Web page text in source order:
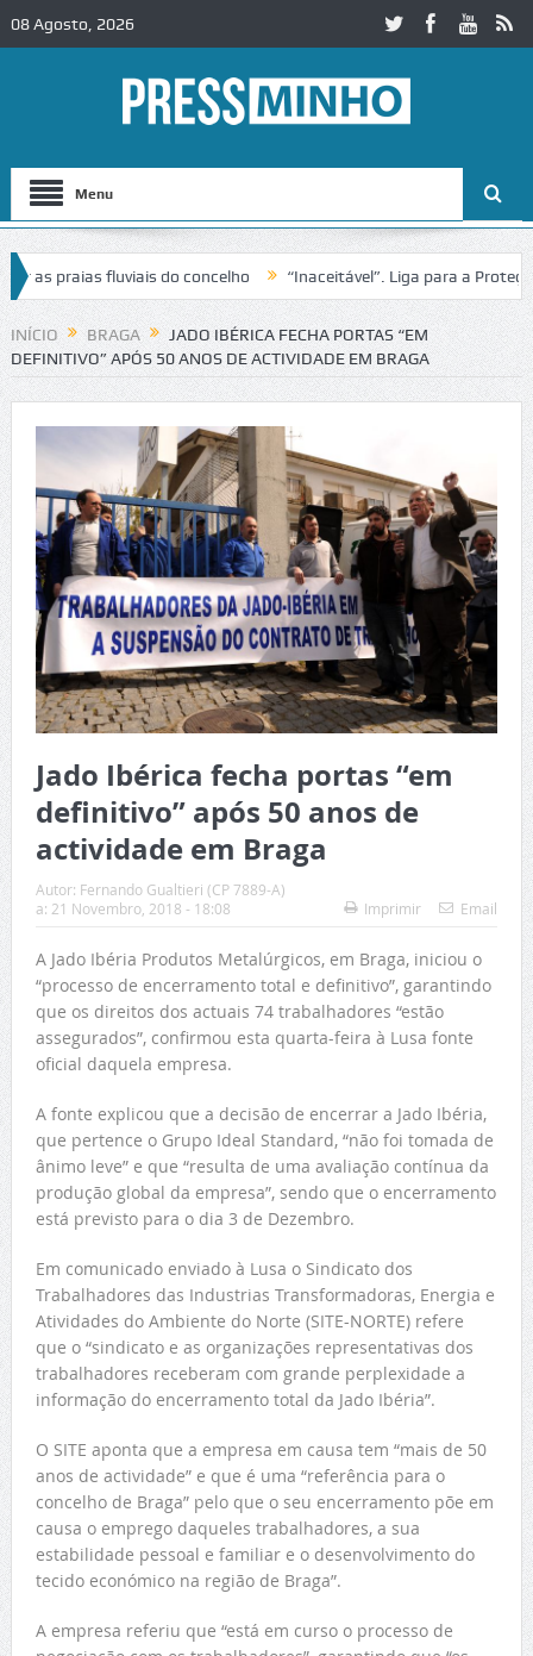
08 Agosto, 2026
Menu
praias fluviais do concelho “Inaceitável”. Liga para a Proteção da
INÍCIO BRAGA
JADO IBÉRICA FECHA PORTAS “EM
DEFINITIVO” APÓS 50 ANOS DE ACTIVIDADE EM BRAGA
Jado Ibérica fecha portas “em
definitivo” após 50 anos de
actividade em Braga
Autor: Fernando Gualtieri (CP 7889-A)
a: 21 Novembro, 2018 - 18:08 Imprimir Email
A Jado Ibéria Produtos Metalúrgicos, em Braga, iniciou o
“processo de encerramento total e definitivo”, garantindo
que os direitos dos actuais 74 trabalhadores “estão
assegurados”, confirmou esta quarta-feira à Lusa fonte
oficial daquela empresa.
A fonte explicou que a decisão de encerrar a Jado Ibéria,
que pertence o Grupo Ideal Standard, “não foi tomada de
ânimo leve” e que “resulta de uma avaliação contínua da
produção global da empresa”, sendo que o encerramento
está previsto para o dia 3 de Dezembro.
Em comunicado enviado à Lusa o Sindicato dos
Trabalhadores das Industrias Transformadoras, Energia e
Atividades do Ambiente do Norte (SITE-NORTE) refere
que o “sindicato e as organizações representativas dos
trabalhadores receberam com grande perplexidade a
informação do encerramento total da Jado Ibéria”.
O SITE aponta que a empresa em causa tem “mais de 50
anos de actividade” e que é uma “referência para o
concelho de Braga” pelo que o seu encerramento põe em
causa o emprego daqueles trabalhadores, a sua
estabilidade pessoal e familiar e o desenvolvimento do
tecido económico na região de Braga”.
A empresa referiu que “está em curso o processo de